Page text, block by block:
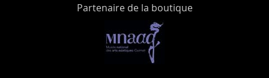
Partenaire de la boutique